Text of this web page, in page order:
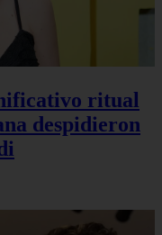
ritual
despidieron